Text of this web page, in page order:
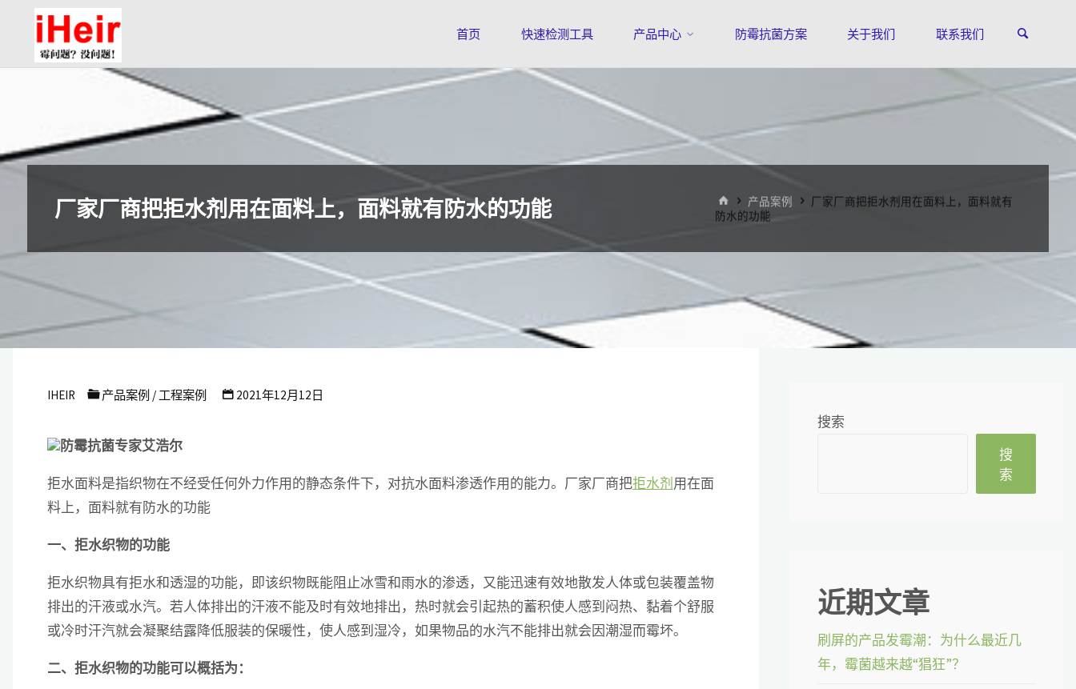
剂|
抗
菌
剂|
水
剂|
干
艾
尔
霉
抗
菌
技
有
公
首页 快速检测工具 产品中心 防霉抗菌方案 关于我们 联系我们
厂家厂商把拒水剂用在面料上，面料就有防水的功能
首
页
产品案例
厂家厂商把拒水剂用在面料上，面料就有
防水的功能
IHEIR 产品案例 / 工程案例 2021年12月12日
防霉抗菌专家艾浩尔
拒水面料是指织物在不经受任何外力作用的静态条件下，对抗水面料渗透作用的能力。厂家厂商把拒水剂用在面
料上，面料就有防水的功能
一、拒水织物的功能
拒水织物具有拒水和透湿的功能，即该织物既能阻止冰雪和雨水的渗透，又能迅速有效地散发人体或包装覆盖物
排出的汗液或水汽。若人体排出的汗液不能及时有效地排出，热时就会引起热的蓄积使人感到闷热、黏着个舒服
或冷时汗汽就会凝聚结露降低服装的保暖性，使人感到湿冷，如果物品的水汽不能排出就会因潮湿而霉坏。
二、拒水织物的功能可以概括为：
搜索
搜
索
近期文章
刷屏的产品发霉潮：为什么最近几
年，霉菌越来越“猖狂”？